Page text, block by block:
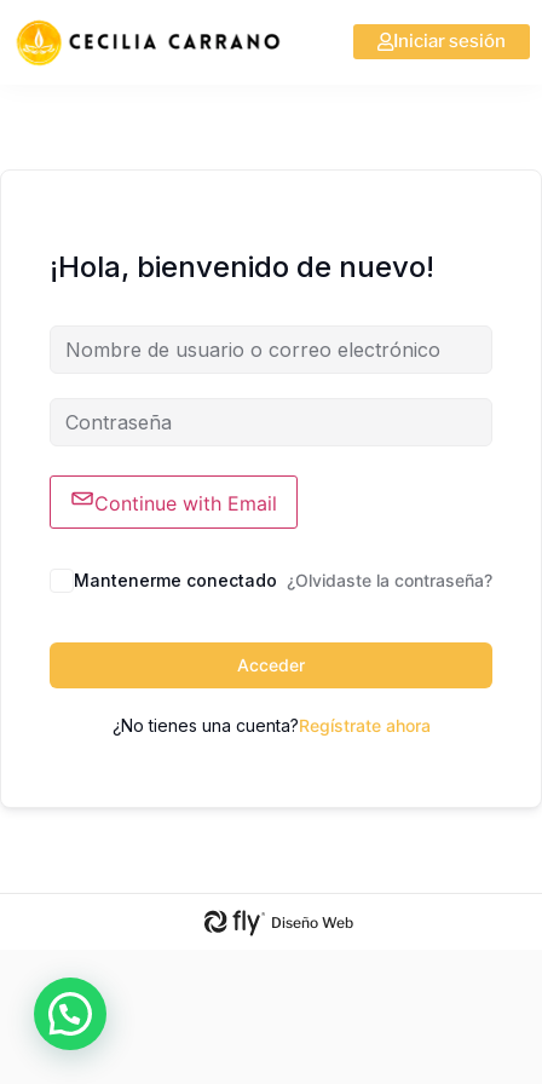
Iniciar sesión
¡Hola, bienvenido de nuevo!
Continue with Email
Mantenerme conectado ¿Olvidaste la contraseña?
Acceder
¿No tienes una cuenta?Regístrate ahora
Diseño Web